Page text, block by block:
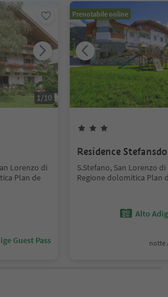
1/10
Lorenzo di
Plan de
Guest Pass
Prenotabile online
Residence
S.Stefano, San Lorenzo
Regione dolomitica Plan
Alto
notte